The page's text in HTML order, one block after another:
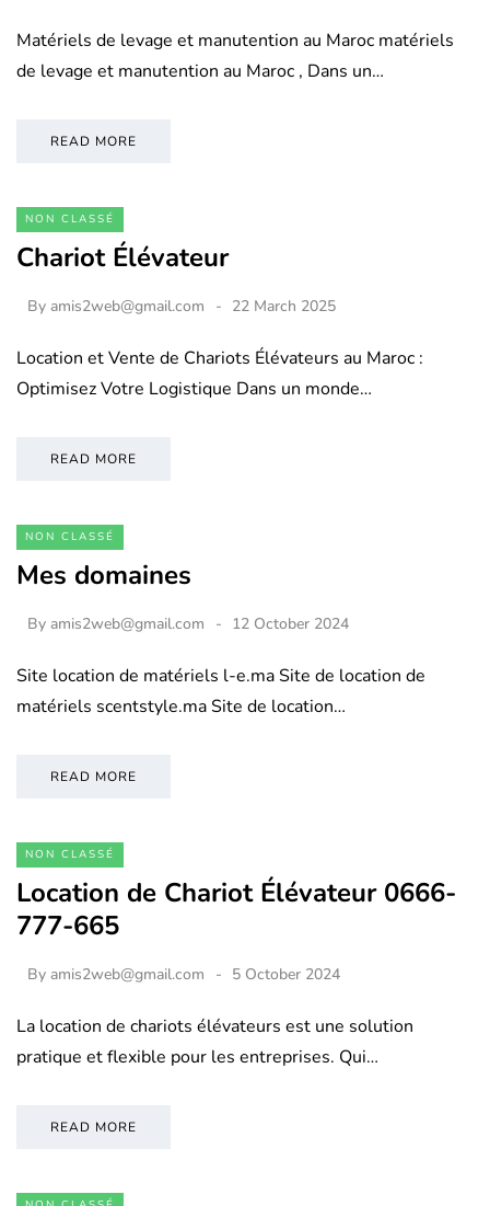
Matériels de levage et manutention au Maroc matériels
de levage et manutention au Maroc , Dans un…
READ MORE
NON CLASSÉ
Chariot Élévateur
By amis2web@gmail.com 22 March 2025
Location et Vente de Chariots Élévateurs au Maroc :
Optimisez Votre Logistique Dans un monde…
READ MORE
NON CLASSÉ
Mes domaines
By amis2web@gmail.com 12 October 2024
Site location de matériels l-e.ma Site de location de
matériels scentstyle.ma Site de location…
READ MORE
NON CLASSÉ
Location de Chariot Élévateur 0666-
777-665
By amis2web@gmail.com 5 October 2024
La location de chariots élévateurs est une solution
pratique et flexible pour les entreprises. Qui…
READ MORE